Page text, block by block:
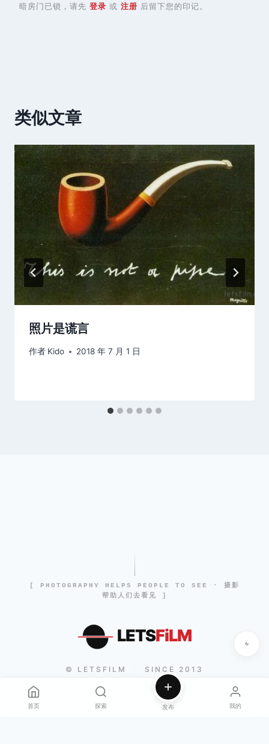
暗房门已锁，请先 登录 或 注册 后留下您的印记。
类似文章
照片是谎言
作者 Kido 2018 年 7 月 1 日
[ PHOTOGRAPHY HELPS PEOPLE TO SEE · 摄影
帮助人们去看见 ]
LETSFiLM
© LETSFILM SINCE 2013
首页 探索 发布 我的